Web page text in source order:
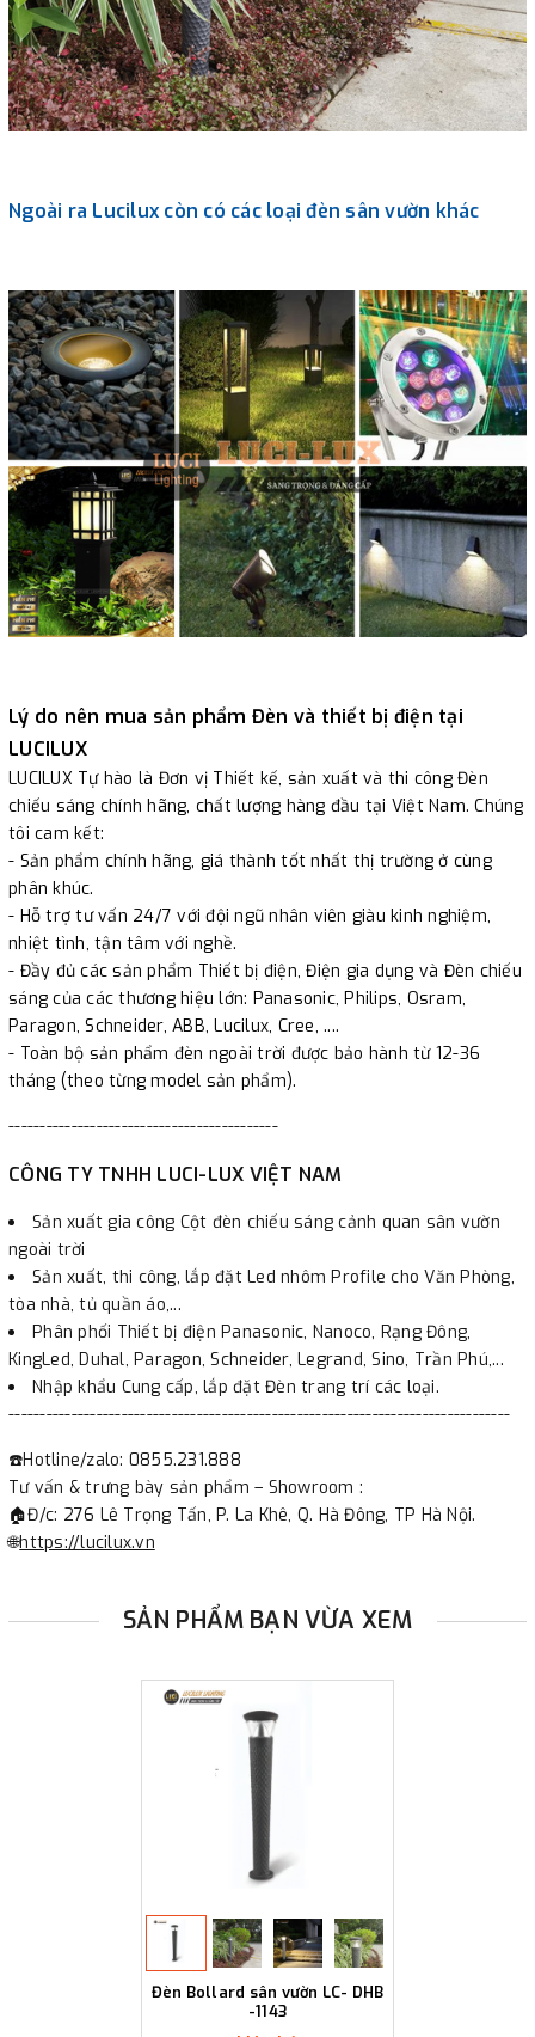
Ngoài ra Lucilux còn có các loại đèn sân vườn khác
Lý do nên mua sản phẩm Đèn và thiết bị điện tại
LUCILUX
LUCILUX Tự hào là Đơn vị Thiết kế, sản xuất và thi công Đèn
chiếu sáng chính hãng, chất lượng hàng đầu tại Việt Nam. Chúng
tôi cam kết:
- Sản phẩm chính hãng, giá thành tốt nhất thị trường ở cùng
phân khúc.
- Hỗ trợ tư vấn 24/7 với đội ngũ nhân viên giàu kinh nghiệm,
nhiệt tình, tận tâm với nghề.
- Đầy đủ các sản phẩm Thiết bị điện, Điện gia dụng và Đèn chiếu
sáng của các thương hiệu lớn: Panasonic, Philips, Osram,
Paragon, Schneider, ABB, Lucilux, Cree, ....
- Toàn bộ sản phẩm đèn ngoài trời được bảo hành từ 12-36
tháng (theo từng model sản phẩm).
-------------------------------------------
CÔNG TY TNHH LUCI-LUX VIỆT NAM
Sản xuất gia công Cột đèn chiếu sáng cảnh quan sân vườn
ngoài trời
Sản xuất, thi công, lắp đặt Led nhôm Profile cho Văn Phòng,
tòa nhà, tủ quần áo,...
Phân phối Thiết bị điện Panasonic, Nanoco, Rạng Đông,
KingLed, Duhal, Paragon, Schneider, Legrand, Sino, Trần Phú,...
Nhập khẩu Cung cấp, lắp đặt Đèn trang trí các loại.
--------------------------------------------------------------------------------
☎️Hotline/zalo: 0855.231.888
Tư vấn & trưng bày sản phẩm – Showroom :
🏠Đ/c: 276 Lê Trọng Tấn, P. La Khê, Q. Hà Đông, TP Hà Nội.
🌐https://lucilux.vn
SẢN PHẨM BẠN VỪA XEM
Đèn Bollard sân vườn LC- DHB
-1143